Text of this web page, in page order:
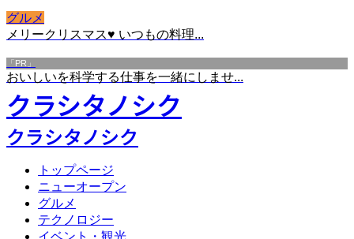
グルメ
メリークリスマス♥ いつもの料理...
「PR」
おいしいを科学する仕事を一緒にしませ...
クラシタノシク
クラシタノシク
トップページ
ニューオープン
グルメ
テクノロジー